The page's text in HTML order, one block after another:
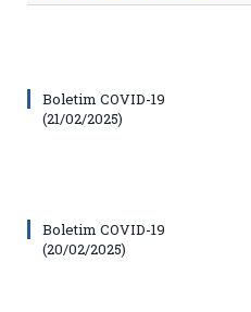
Boletim COVID-19
(21/02/2025)
Boletim COVID-19
(20/02/2025)